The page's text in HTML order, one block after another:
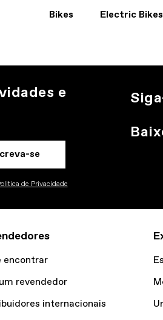
Bikes Electric Bikes
e
se
de Privacidade
encontrar
revendedor
internacionais